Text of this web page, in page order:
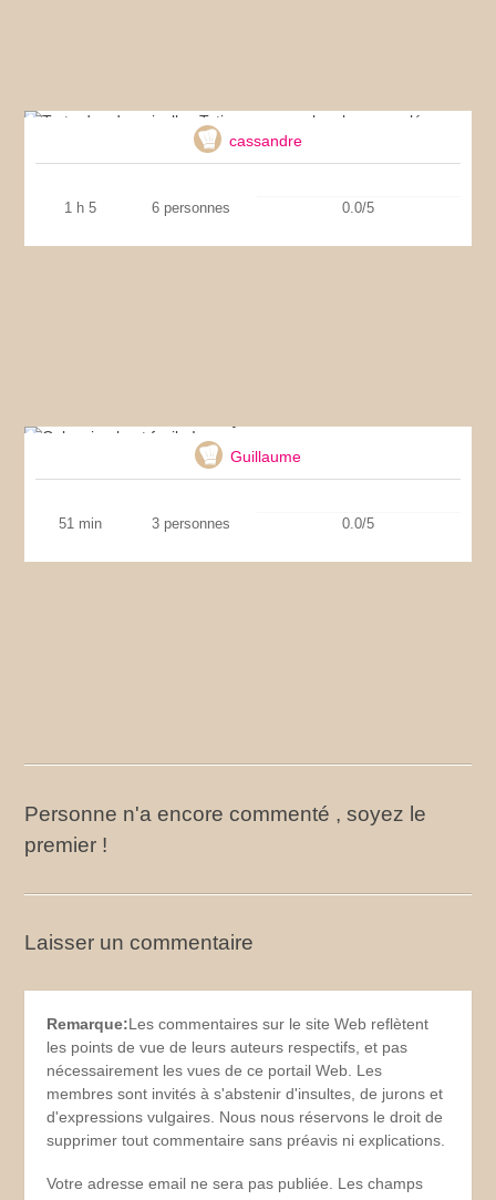
cassandre
1 h 5 6 personnes 0.0/5
Guillaume
51 min 3 personnes 0.0/5
Personne n'a encore commenté , soyez le
premier !
Laisser un commentaire
Remarque:Les commentaires sur le site Web reflètent
les points de vue de leurs auteurs respectifs, et pas
nécessairement les vues de ce portail Web. Les
membres sont invités à s'abstenir d'insultes, de jurons et
d'expressions vulgaires. Nous nous réservons le droit de
supprimer tout commentaire sans préavis ni explications.
Votre adresse email ne sera pas publiée. Les champs